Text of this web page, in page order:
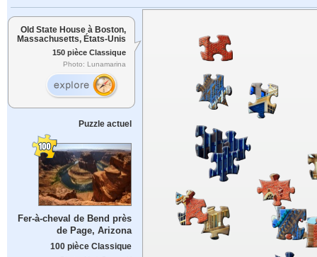
Old State House à Boston,
Massachusetts, États-Unis
150 pièce Classique
Photo: Lunamarina
Puzzle actuel
Fer-à-cheval de Bend près
de Page, Arizona
100 pièce Classique